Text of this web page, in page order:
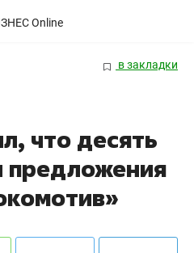
в закладки
что десять
предложения